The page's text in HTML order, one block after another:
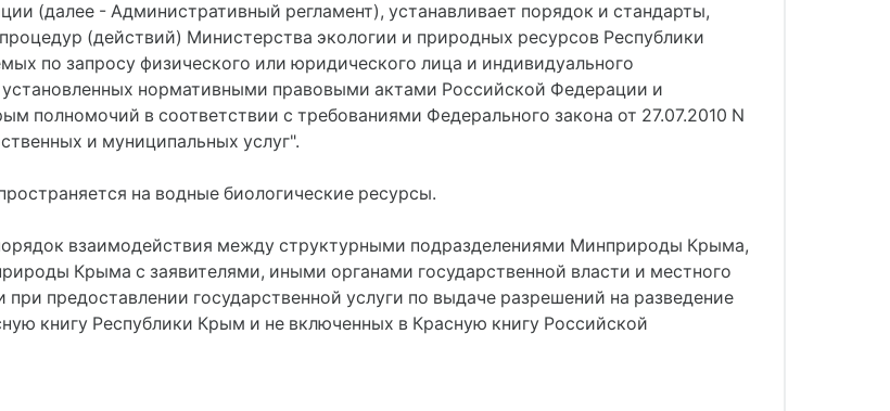
(далее - Административный регламент), устанавливает порядок и стандарты,
(действий) Министерства экологии и природных ресурсов Республики
по запросу физического или юридического лица и индивидуального
нормативными правовыми актами Российской Федерации и
полномочий в соответствии с требованиями Федерального закона от 27.07.2010 N
и муниципальных услуг".
на водные биологические ресурсы.
взаимодействия между структурными подразделениями Минприроды Крыма,
Крыма с заявителями, иными органами государственной власти и местного
предоставлении государственной услуги по выдаче разрешений на разведение
книгу Республики Крым и не включенных в Красную книгу Российской